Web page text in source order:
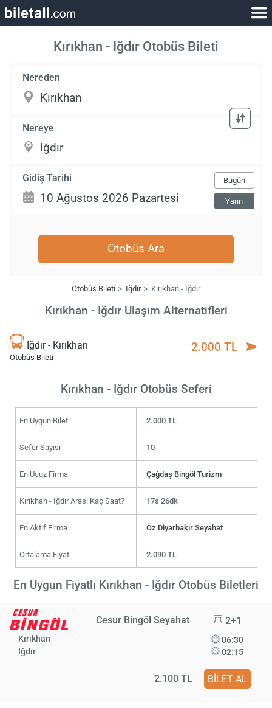
Kırıkhan - Iğdır Otobüs Bileti
Nereden
Nereye
Gidiş Tarihi Bugün
Yarın
Otobüs Ara
Otobüs Bileti Iğdır Kırıkhan - Iğdır
Kırıkhan - Iğdır Ulaşım Alternatifleri
Iğdır - Kırıkhan
Otobüs Bileti
2.000 TL
Kırıkhan - Iğdır Otobüs Seferi
En Uygun Bilet 2.000 TL
Sefer Sayısı 10
En Ucuz Firma Çağdaş Bingöl Turizm
Kırıkhan - Iğdır Arası Kaç Saat? 17s 26dk
En Aktif Firma Öz Diyarbakır Seyahat
Ortalama Fiyat 2.090 TL
En Uygun Fiyatlı Kırıkhan - Iğdır Otobüs Biletleri
Cesur Bingöl Seyahat 2+1
Kırıkhan
Iğdır
06:30
02:15
2.100 TL BİLET AL